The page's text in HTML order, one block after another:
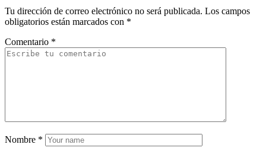
Tu dirección de correo electrónico no será publicada. Los campos
obligatorios están marcados con *
Comentario *
Nombre *